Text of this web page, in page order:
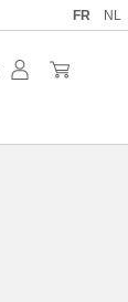
FR NL
Mon